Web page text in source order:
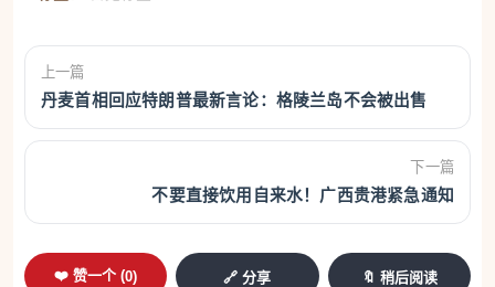
上一篇
丹麦首相回应特朗普最新言论：格陵兰岛不会被出售
下一篇
不要直接饮用自来水！广西贵港紧急通知
❤️ 赞一个 (0) 🔗 分享 🔖 稍后阅读